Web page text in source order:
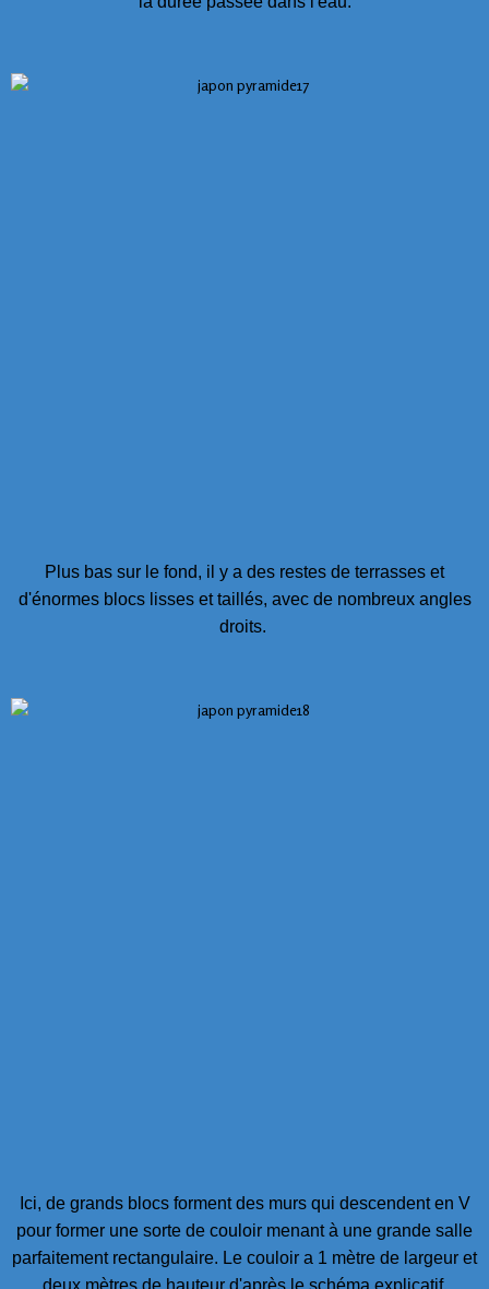
Plus bas sur le fond, il y a des restes de terrasses et
d'énormes blocs lisses et taillés, avec de nombreux angles
droits.
Ici, de grands blocs forment des murs qui descendent en V
pour former une sorte de couloir menant à une grande salle
parfaitement rectangulaire. Le couloir a 1 mètre de largeur et
deux mètres de hauteur d'après le schéma explicatif.